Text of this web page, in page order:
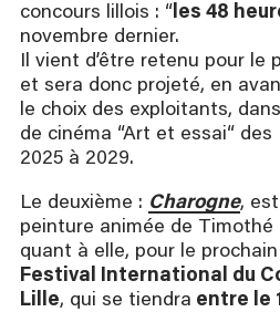
concours lillois : “ les 48
novembre dernier.
Il vient d’être retenu pour le
et sera donc projeté, en
le choix des exploitants,
de cinéma “Art et essai“
2025 à 2029.
Le deuxième : Charogne,
peinture animée de Timothé
quant à elle, pour le
Festival International du
Lille, qui se tiendra entre le